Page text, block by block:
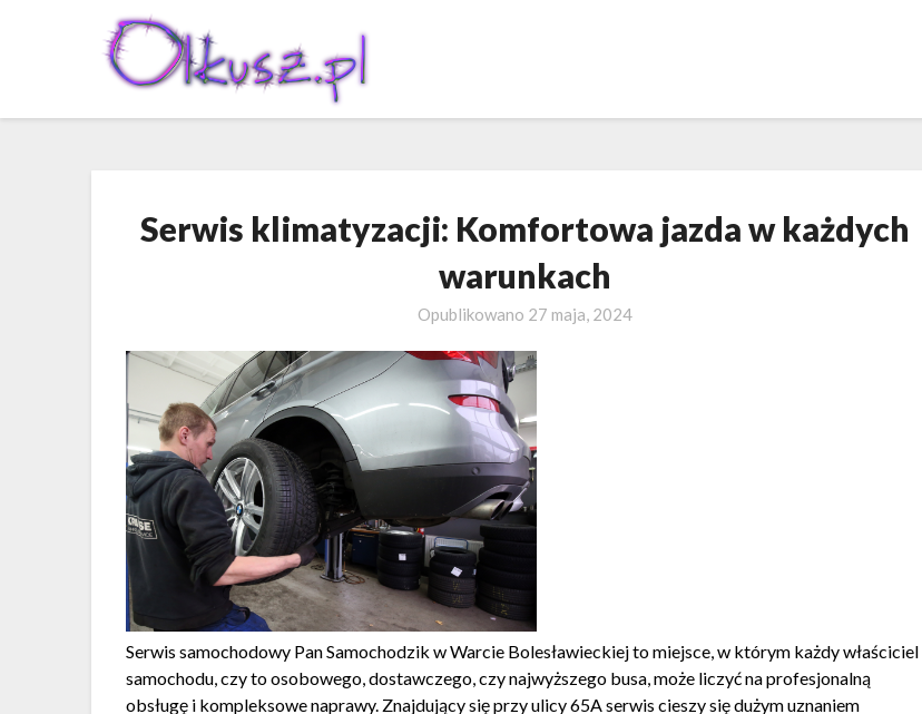
Serwis klimatyzacji: Komfortowa jazda w każdych
warunkach
Opublikowano 27 maja, 2024
Serwis samochodowy Pan Samochodzik w Warcie Bolesławieckiej to miejsce, w którym każdy właściciel
samochodu, czy to osobowego, dostawczego, czy najwyższego busa, może liczyć na profesjonalną
obsługę i kompleksowe naprawy. Znajdujący się przy ulicy 65A serwis cieszy się dużym uznaniem